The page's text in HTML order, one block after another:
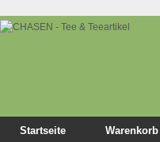
Startseite Warenkorb